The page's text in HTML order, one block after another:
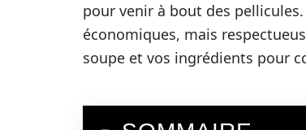
pour venir à bout des
économiques, mais
soupe et vos ingrédients pour